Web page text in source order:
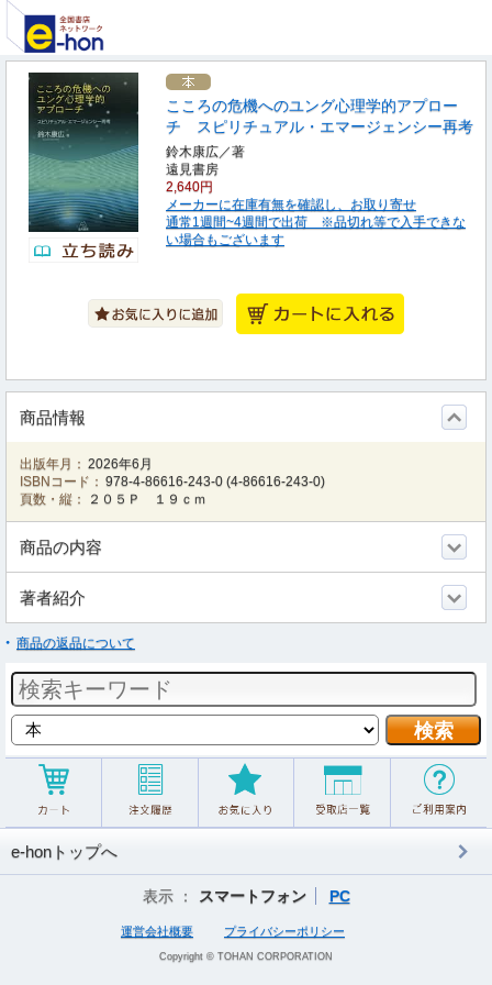
こころの危機へのユング心理学的アプロー
チ スピリチュアル・エマージェンシー再考
鈴木康広／著
遠見書房
2,640円
メーカーに在庫有無を確認し、お取り寄せ
通常1週間~4週間で出荷 ※品切れ等で入手できな
い場合もございます
商品情報
出版年月： 2026年6月
ISBNコード： 978-4-86616-243-0 (4-86616-243-0)
頁数・縦：
２０５Ｐ １９ｃｍ
商品の内容
著者紹介
商品の返品について
e-honトップへ
表示 ： スマートフォン PC
運営会社概要 プライバシーポリシー
Copyright © TOHAN CORPORATION